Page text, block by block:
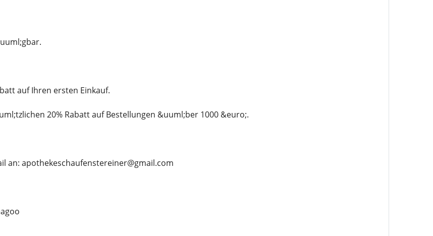
auf Ihren ersten Einkauf.
20% Rabatt auf Bestellungen &uuml;ber 1000 &euro;.
an: apothekeschaufenstereiner@gmail.com